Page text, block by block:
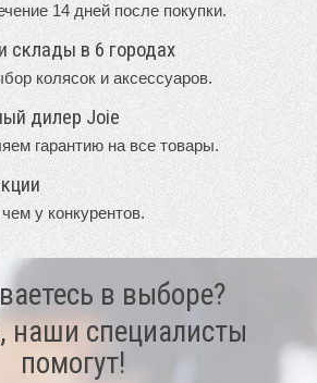
14 дней после покупки.
склады в 6 городах
колясок и аксессуаров.
дилер Joie
гарантию на все товары.
у конкурентов.
в выборе?
наши специалисты
помогут!